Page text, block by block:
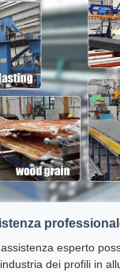
esperto
dei profili in